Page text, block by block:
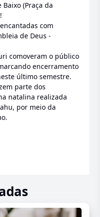
(Praça da
com
de Deus -
comoveram o público
encerramento
último semestre.
parte dos
natalina realizada
por meio da